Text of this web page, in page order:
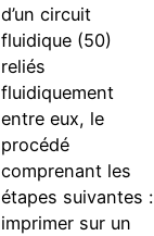
d’un circuit
fluidique (50)
reliés
fluidiquement
entre eux, le
procédé
comprenant les
étapes suivantes :
imprimer sur un